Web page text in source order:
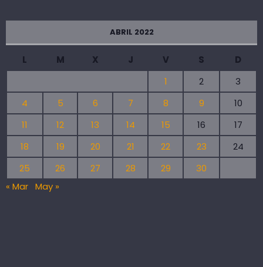
ABRIL 2022
L M X J V S
D
1
2
3
4
5 6 7 8 9
10
11
12 13 14 15 16
17
18
19 20 21 22 23
24
25
26 27 28 29
30
« Mar May »